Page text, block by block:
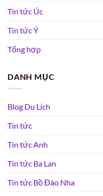
Tin tức Úc
Tin tức Ý
Tổng hợp
DANH MỤC
Blog Du Lịch
Tin tức
Tin tức Anh
Tin tức Ba Lan
Tin tức Bồ Đào Nha